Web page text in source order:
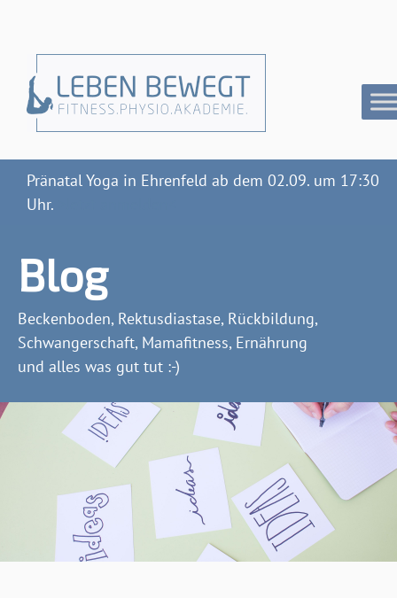
Pränatal Yoga in Ehrenfeld ab dem 02.09. um 17:30
Uhr.
Blog
Beckenboden, Rektusdiastase, Rückbildung,
Schwangerschaft, Mamafitness, Ernährung
und alles was gut tut :-)